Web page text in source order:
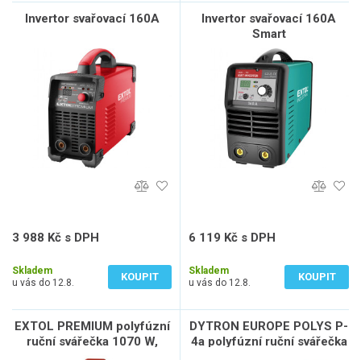
Invertor svařovací 160A
3 988 Kč s DPH
Skladem
u vás do 12.8.
KOUPIT
Invertor svařovací 160A
Smart
6 119 Kč s DPH
Skladem
u vás do 12.8.
KOUPIT
EXTOL PREMIUM polyfúzní
ruční svářečka 1070 W,
nástavce 16-20-25-32 mm,
DYTRON EUROPE POLYS P-
4a polyfúzní ruční svářečka